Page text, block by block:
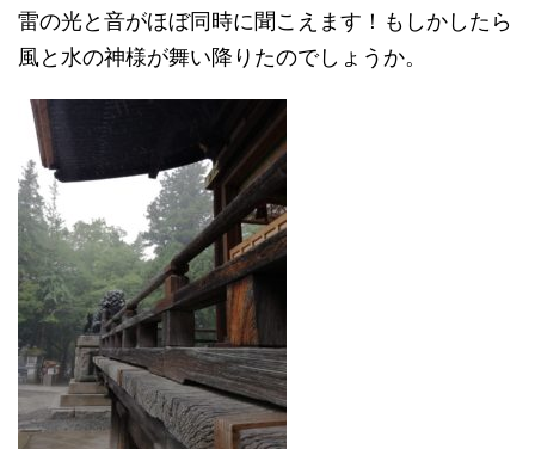
雷の光と音がほぼ同時に聞こえます！もしかしたら
風と水の神様が舞い降りたのでしょうか。